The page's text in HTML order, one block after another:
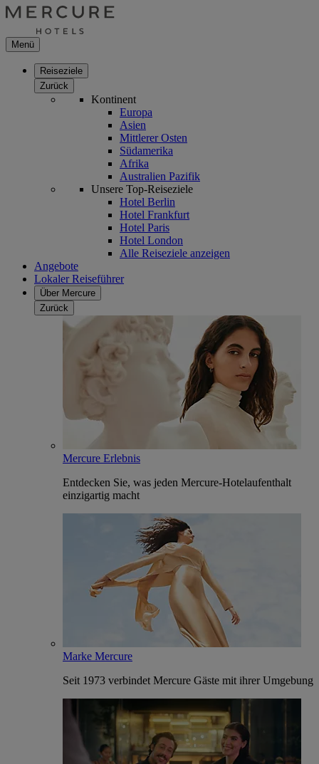
Menü
Reiseziele
Zurück
Kontinent
Europa
Asien
Mittlerer Osten
Südamerika
Afrika
Australien Pazifik
Unsere Top-Reiseziele
Hotel Berlin
Hotel Frankfurt
Hotel Paris
Hotel London
Alle Reiseziele anzeigen
Angebote
Lokaler Reiseführer
Über Mercure
Zurück
Mercure Erlebnis
Entdecken Sie, was jeden Mercure-Hotelaufenthalt
einzigartig macht
Marke Mercure
Seit 1973 verbindet Mercure Gäste mit ihrer Umgebung